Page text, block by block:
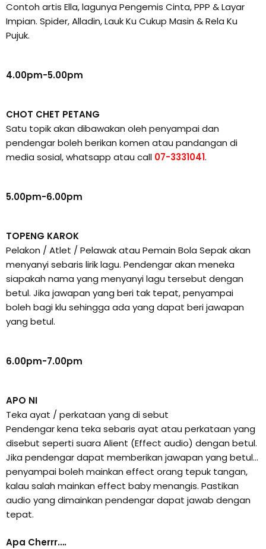
Contoh artis Ella, lagunya Pengemis Cinta, PPP & Layar
Impian. Spider, Alladin, Lauk Ku Cukup Masin & Rela Ku
Pujuk.
4.00pm-5.00pm
CHOT CHET PETANG
Satu topik akan dibawakan oleh penyampai dan
pendengar boleh berikan komen atau pandangan di
media sosial, whatsapp atau call 07-3331041.
5.00pm-6.00pm
TOPENG KAROK
Pelakon / Atlet / Pelawak atau Pemain Bola Sepak akan
menyanyi sebaris lirik lagu. Pendengar akan meneka
siapakah nama yang menyanyi lagu tersebut dengan
betul. Jika jawapan yang beri tak tepat, penyampai
boleh bagi klu sehingga ada yang dapat beri jawapan
yang betul.
6.00pm-7.00pm
APO NI
Teka ayat / perkataan yang di sebut
Pendengar kena teka sebaris ayat atau perkataan yang
disebut seperti suara Alient (Effect audio) dengan betul.
Jika pendengar dapat memberikan jawapan yang betul…
penyampai boleh mainkan effect orang tepuk tangan,
kalau salah mainkan effect baby menangis. Pastikan
audio yang dimainkan pendengar dapat jawab dengan
tepat.
Apa Cherrr….